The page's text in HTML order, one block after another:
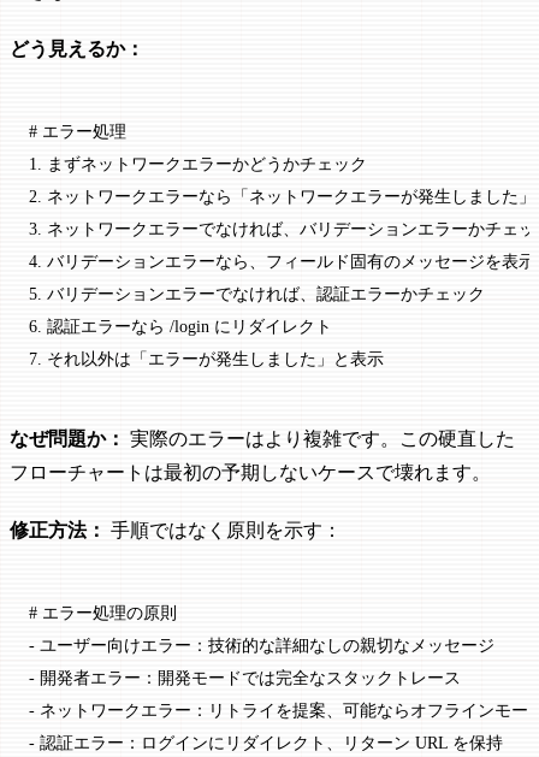
どう見えるか：
# エラー処理
1.
まずネットワークエラーかどうかチェック
2.
ネットワークエラーなら「ネットワークエラーが発生しました
3. ネットワークエラーでなければ、バリデーションエラーかチェッ
4. バリデーションエラーなら、フィールド固有のメッセージを表示
5. バリデーションエラーでなければ、認証エラーかチェック
6. 認証エラーなら /login にリダイレクト
7. それ以外は「エラーが発生しました」と表示
なぜ問題か： 実際のエラーはより複雑です。この硬直した
フローチャートは最初の予期しないケースで壊れます。
修正方法： 手順ではなく原則を示す：
# エラー処理の原則
- ユーザー向けエラー：技術的な詳細なしの親切なメッセージ
- 開発者エラー：開発モードでは完全なスタックトレース
- ネットワークエラー：リトライを提案、可能ならオフラインモー
- 認証エラー：ログインにリダイレクト、リターン URL を保持